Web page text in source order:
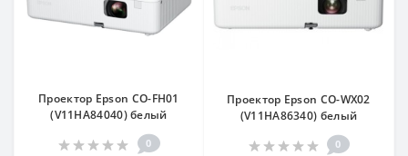
Проектор Epson CO-FH01
(V11HA84040) белый
0
Проектор Epson CO-WX02
(V11HA86340) белый
0